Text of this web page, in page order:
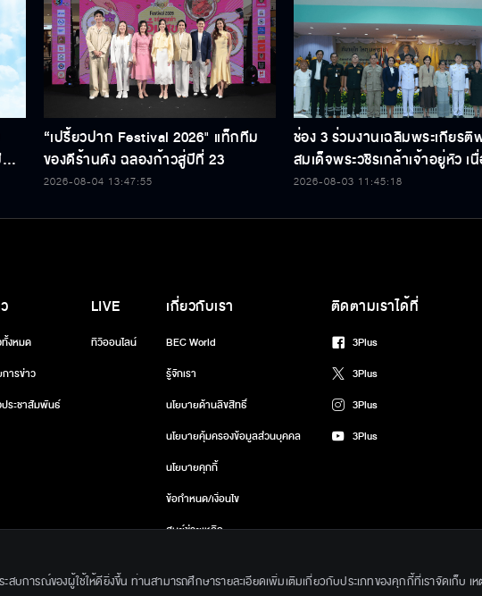
“เปรี้ยวปาก Festival 2026" แท็กทีม
2026-08-04 13:47:55
ช่อง 3 ร่วมงานเฉลิมพระเกียรติพ
โอกาสวันเฉลิมพระชนมพรรษา
2026-08-03 11:45:18
ทั้งหมด
การข่าว
LIVE เกี่ยวกับเรา
BEC World
รู้จักเรา
นโยบายด้านลิขสิทธิ์
นโยบายคุ้มครองข้อมูลส่วนบุคคล
นโยบายคุกกี้
ติดตามเราได้ที่
3Plus
3Plus
3Plus
สบการณ์ของผู้ใช้ให้ดียิ่งขึ้น ท่านสามารถศึกษารายละเอียดเพิ่มเติมเกี่ยวกับประเภทของคุกกี้ที่เราจัดเก็บ